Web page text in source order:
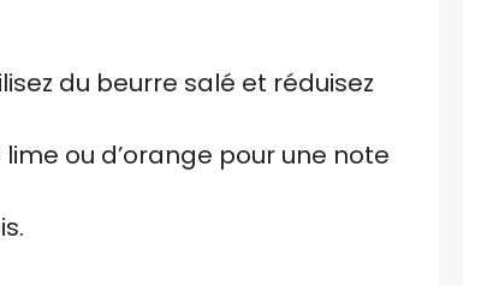
du beurre salé et réduisez
ou d’orange pour une note